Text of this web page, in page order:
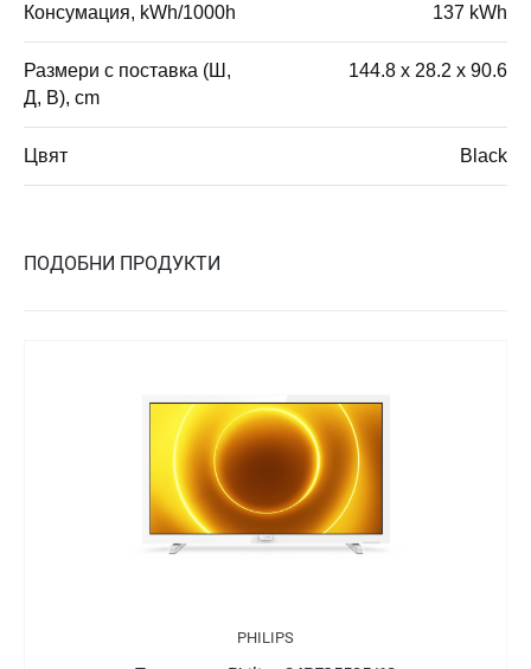
Консумация, kWh/1000h 137 kWh
Размери с поставка (Ш,
Д, В), cm
144.8 x 28.2 x 90.6
Цвят Black
ПОДОБНИ ПРОДУКТИ